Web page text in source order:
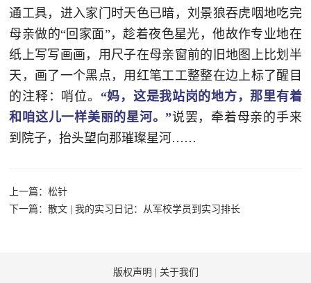
服
退
役
军
人
服
文
化
国
通工具，进入家门时天色已暗，刘景狼吞虎咽地吃完
母亲做的“回家面”，趁着夜色星光，他故作专业地在
纸上写写画画，用尺子在母亲窗前的旧地图上比划半
天，画了一个黑点，用红笔工工整整在边上标了醒目
的注释：哨位。 “妈，这是我站岗的地方，那里有着
和咱这儿一样美丽的星河。”说罢，牵着母亲的手来
到院子，抬头望向那璀璨星河……
上一篇：松针
下一篇：散文 | 我的实习日记：从军校学员到实习排长
版权声明 关于我们